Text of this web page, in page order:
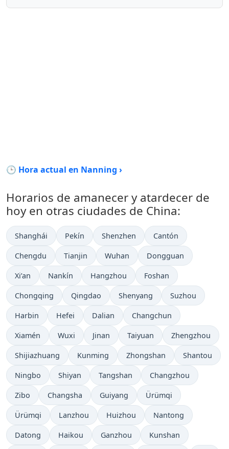
🕒 Hora actual en Nanning ›
Horarios de amanecer y atardecer de
hoy en otras ciudades de China:
Shanghái Pekín Shenzhen Cantón
Chengdu Tianjin Wuhan Dongguan
Xi’an Nankín Hangzhou Foshan
Chongqing Qingdao Shenyang Suzhou
Harbin Hefei Dalian Changchun
Xiamén Wuxi Jinan Taiyuan Zhengzhou
Shijiazhuang Kunming Zhongshan Shantou
Ningbo Shiyan Tangshan Changzhou
Zibo Changsha Guiyang Ürümqi
Ürümqi Lanzhou Huizhou Nantong
Datong Haikou Ganzhou Kunshan